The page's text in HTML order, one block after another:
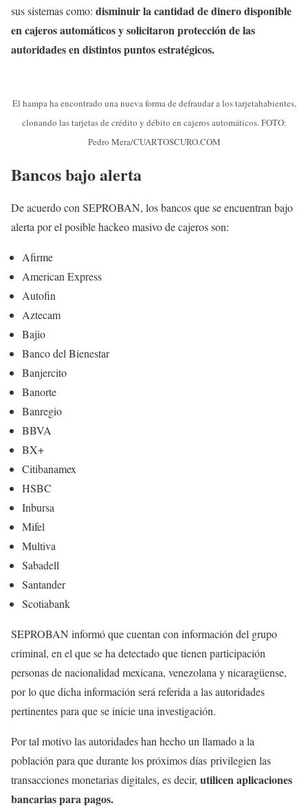
sus sistemas como: disminuir la cantidad de dinero disponible
en cajeros automáticos y solicitaron protección de las
autoridades en distintos puntos estratégicos.
El hampa ha encontrado una nueva forma de defraudar a los tarjetahabientes,
clonando las tarjetas de crédito y débito en cajeros automáticos. FOTO:
Pedro Mera/CUARTOSCURO.COM
Bancos bajo alerta
De acuerdo con SEPROBAN, los bancos que se encuentran bajo
alerta por el posible hackeo masivo de cajeros son:
Afirme
American Express
Autofin
Aztecam
Bajio
Banco del Bienestar
Banjercito
Banorte
Banregio
BBVA
BX+
Citibanamex
HSBC
Inbursa
Mifel
Multiva
Sabadell
Santander
Scotiabank
SEPROBAN informó que cuentan con información del grupo
criminal, en el que se ha detectado que tienen participación
personas de nacionalidad mexicana, venezolana y nicaragüense,
por lo que dicha información será referida a las autoridades
pertinentes para que se inicie una investigación.
Por tal motivo las autoridades han hecho un llamado a la
población para que durante los próximos días privilegien las
transacciones monetarias digitales, es decir, utilicen aplicaciones
bancarias para pagos.